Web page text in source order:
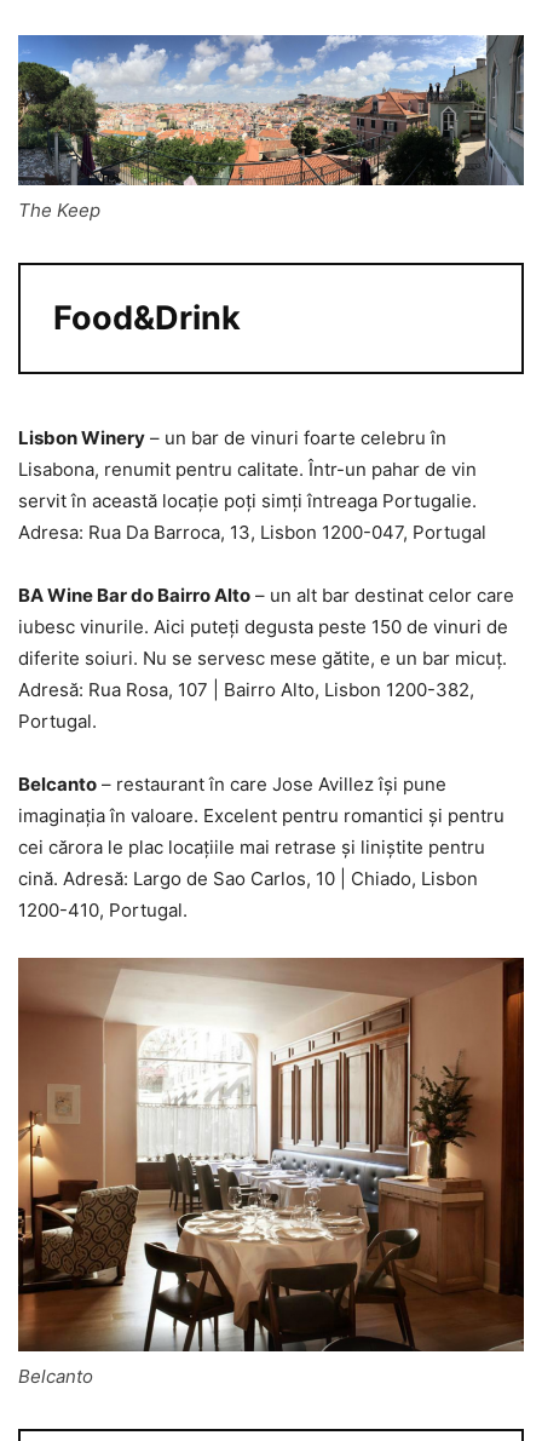
The Keep
Food&Drink
Lisbon Winery – un bar de vinuri foarte celebru în
Lisabona, renumit pentru calitate. Într-un pahar de vin
servit în această locație poți simți întreaga Portugalie.
Adresa: Rua Da Barroca, 13, Lisbon 1200-047, Portugal
BA Wine Bar do Bairro Alto – un alt bar destinat celor care
iubesc vinurile. Aici puteți degusta peste 150 de vinuri de
diferite soiuri. Nu se servesc mese gătite, e un bar micuț.
Adresă: Rua Rosa, 107 | Bairro Alto, Lisbon 1200-382,
Portugal.
Belcanto – restaurant în care Jose Avillez își pune
imaginația în valoare. Excelent pentru romantici și pentru
cei cărora le plac locațiile mai retrase și liniștite pentru
cină. Adresă: Largo de Sao Carlos, 10 | Chiado, Lisbon
1200-410, Portugal.
Belcanto